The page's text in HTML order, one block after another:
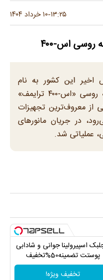
۱۳:۲۵-۱۰ خرداد ۱۴۰۴
روسی اس-۴۰۰
اخیر این کشور به نام
«پایداری ۲۰۲۵» رسما از سامانه روسی «اس-۴۰۰ ترایمف»
از معروف‌ترین تجهیزات
در جریان مانورهای
عملیاتی شد.
اسپیرولینا جوانی و شادابی
پوستت تضمینه50%تخفیف
تخفیف ویژه!